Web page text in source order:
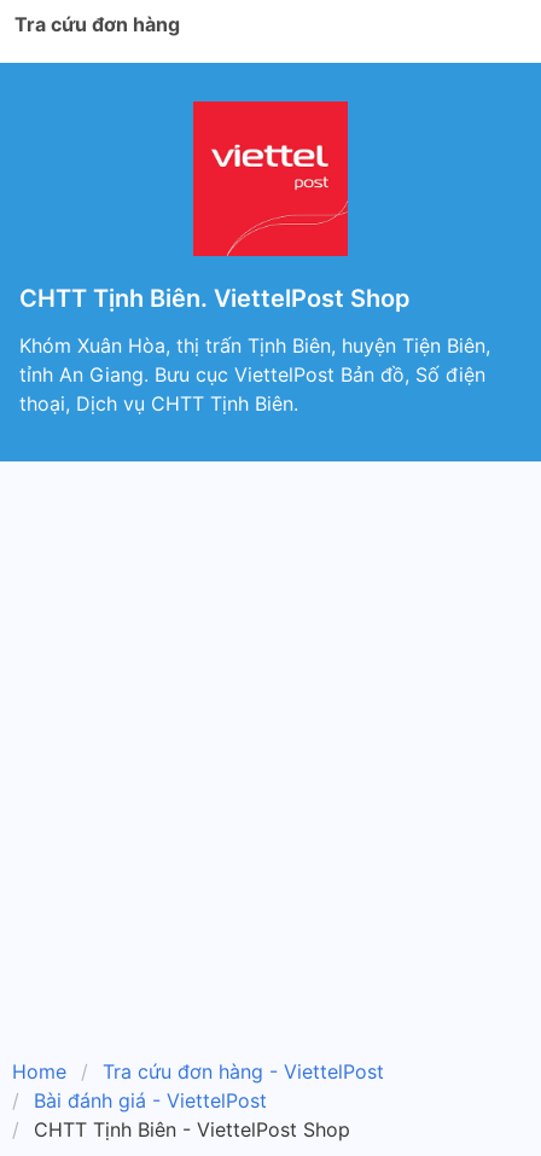
Tra cứu đơn hàng
CHTT Tịnh Biên. ViettelPost Shop
Khóm Xuân Hòa, thị trấn Tịnh Biên, huyện Tiện Biên,
tỉnh An Giang. Bưu cục ViettelPost Bản đồ, Số điện
thoại, Dịch vụ CHTT Tịnh Biên.
Home
Tra cứu đơn hàng - ViettelPost
Bài đánh giá - ViettelPost
CHTT Tịnh Biên - ViettelPost Shop